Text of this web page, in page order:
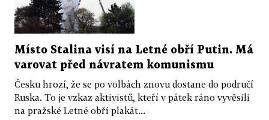
Místo Stalina visí na Letné obří Putin. Má
varovat před návratem komunismu
Česku hrozí, že se po volbách znovu dostane do područí
Ruska. To je vzkaz aktivistů, kteří v pátek ráno vyvěsili
na pražské Letné obří plakát...